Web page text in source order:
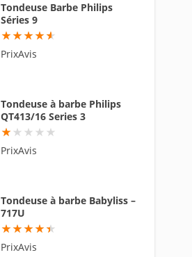
Tondeuse Barbe Philips
Séries 9
91.6
PrixAvis
Tondeuse à barbe Philips
QT413/16 Series 3
9
PrixAvis
Tondeuse à barbe Babyliss –
717U
89
PrixAvis